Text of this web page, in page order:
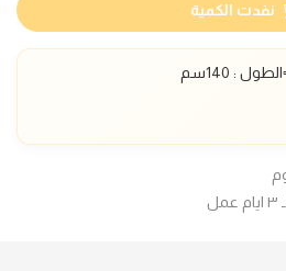
نفدت الكمية